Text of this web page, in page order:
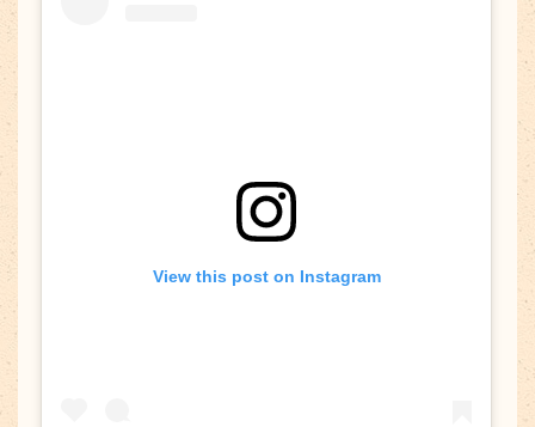
View this post on Instagram